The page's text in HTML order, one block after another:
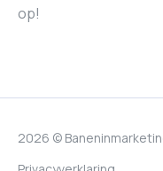
op!
2026 ©